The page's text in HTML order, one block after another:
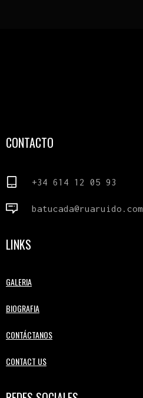
CONTACTO
+34 614 12 05 93
batucada@ruaruido.com
LINKS
GALERIA
BIOGRAFIA
CONTÁCTANOS
CONTACT US